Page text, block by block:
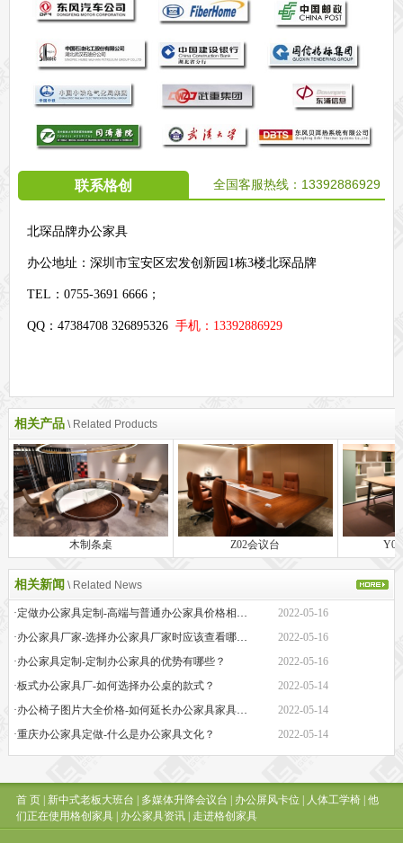
联系格创 全国客服热线： 13392886929
北琛品牌办公家具
办公地址： 深圳市宝安区宏发创新园1栋3楼北琛品牌
TEL：0755-3691 6666；
QQ：47384708 326895326 手机：13392886929
相关产品 \ Related Products
木制条桌 Z02会议台
相关新闻 \ Related News
2022-05-16
·办公家具厂家-选择办公家具厂家时应该查看哪些方面？
2022-05-16
·办公家具定制-定制办公家具的优势有哪些？
2022-05-16
·板式办公家具厂-如何选择办公桌的款式？
2022-05-14
·办公椅子图片大全价格-如何延长办公家具家具的保质期？
2022-05-14
·重庆办公家具定做-什么是办公家具文化？
2022-05-14
首 页| 新中式老板大班台 | 多媒体升降会议台 | 办公屏风卡位 | 人体工学椅| 他
们正在使用格创家具| 办公家具资讯| 走进格创家具